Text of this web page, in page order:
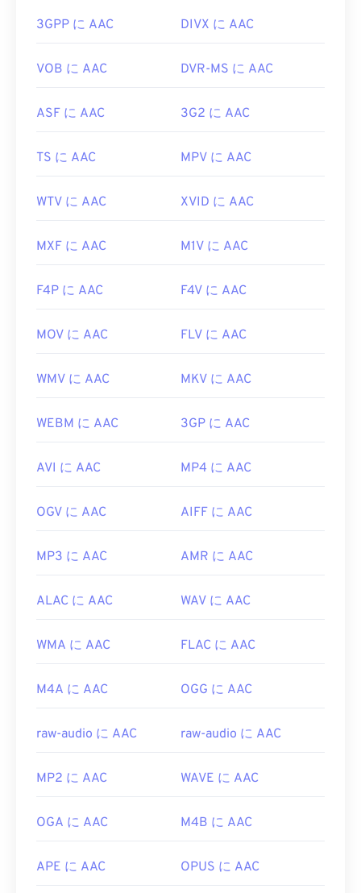
役立つリンク:
オ ファイルとして使用されることが多いため、
般的なゲーム コンソールで開くことができます。
初回リリース:
https://www.iso.org/standard/43345.html?
3GPP に AAC DIVX に AAC
VOB に AAC DVR-MS に AAC
ASF に AAC 3G2 に AAC
TS に AAC MPV に AAC
WTV に AAC XVID に AAC
MXF に AAC M1V に AAC
F4P に AAC F4V に AAC
MOV に AAC FLV に AAC
WMV に AAC MKV に AAC
WEBM に AAC 3GP に AAC
AVI に AAC MP4 に AAC
OGV に AAC AIFF に AAC
MP3 に AAC AMR に AAC
ALAC に AAC WAV に AAC
WMA に AAC FLAC に AAC
M4A に AAC OGG に AAC
raw-audio に AAC raw-audio に AAC
MP2 に AAC WAVE に AAC
OGA に AAC M4B に AAC
APE に AAC OPUS に AAC